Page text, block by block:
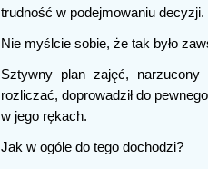
trudność w podejmowaniu
Nie myślcie sobie, że tak było
Sztywny plan zajęć,
rozliczać, doprowadził do
w jego rękach.
Jak w ogóle do tego dochodzi?